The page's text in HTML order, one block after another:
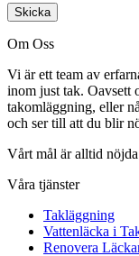
Skicka
Om Oss
Vi är ett team av
inom just tak. Oavsett
takomläggning, eller
och ser till att du blir
Vårt mål är alltid
Våra tjänster
Takläggning
Vattenläcka i
Renovera